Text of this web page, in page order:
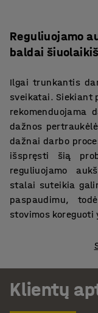
Reguliuojamo
baldai
Ilgai trunkantis
sveikatai. Siekiant
rekomenduojama
dažnos
dažnai darbo
išspręsti šią
reguliuojamo
stalai suteikia
paspaudimu,
stovimos koreguoti
Elektra
QBUS –
Produktai kūrinys.
iki 2000 ilgio bei
Klientų